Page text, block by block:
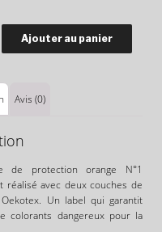
Ajouter au panier
Avis (0)
de protection orange N°1
réalisé avec deux couches de
Un label qui garantit
colorants dangereux pour la